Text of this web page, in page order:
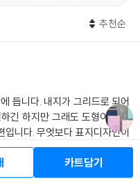
추천순
듭니다. 내지가 그리드로 되어
긴 하지만 그래도 도형이나 좌
지디자인이
제품들중 하나입니다. 내지
공부할떄도 지
4 댓글
카트담기